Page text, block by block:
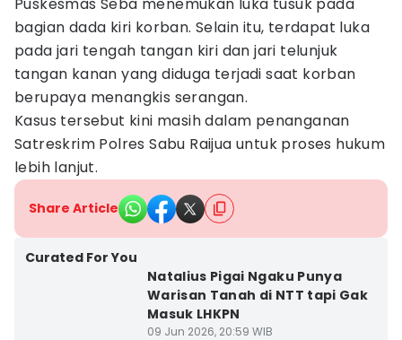
bagian dada kiri korban. Selain itu, terdapat luka
pada jari tengah tangan kiri dan jari telunjuk
tangan kanan yang diduga terjadi saat korban
berupaya menangkis serangan.
Kasus tersebut kini masih dalam penanganan
Satreskrim Polres Sabu Raijua untuk proses hukum
lebih lanjut.
Share Article
Curated For You
Natalius Pigai Ngaku Punya
Warisan Tanah di NTT tapi Gak
Masuk LHKPN
09 Jun 2026, 20:59 WIB